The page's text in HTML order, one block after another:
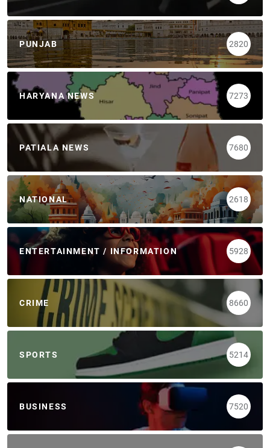
PUNJAB 2820
HARYANA NEWS 7273
PATIALA NEWS 7680
NATIONAL 2618
ENTERTAINMENT / INFORMATION 5928
CRIME 8660
SPORTS 5214
BUSINESS 7520